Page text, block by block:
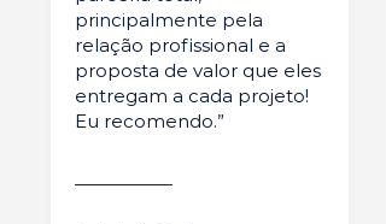
principalmente pela
relação profissional e a
proposta de valor que eles
entregam a cada projeto!
Eu recomendo.”